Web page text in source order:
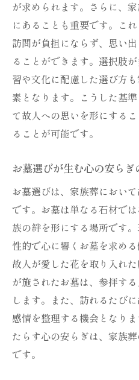
が求められます。さらに、
にあることも重要です。こ
訪問が負担にならず、思い
ることができます。選択肢
習や文化に配慮した選び方
素となります。こうした基
て故人への思いを形にする
ることが可能です。
お墓選びが生む心の安らぎ
お墓選びは、家族葬におい
です。お墓は単なる石材で
族の絆を形にする場所です
性的で心に響くお墓を求める
故人が愛した花を取り入れ
が施されたお墓は、参拝す
します。また、訪れるたび
感情を整理する機会となり
たらす心の安らぎは、家族
です。